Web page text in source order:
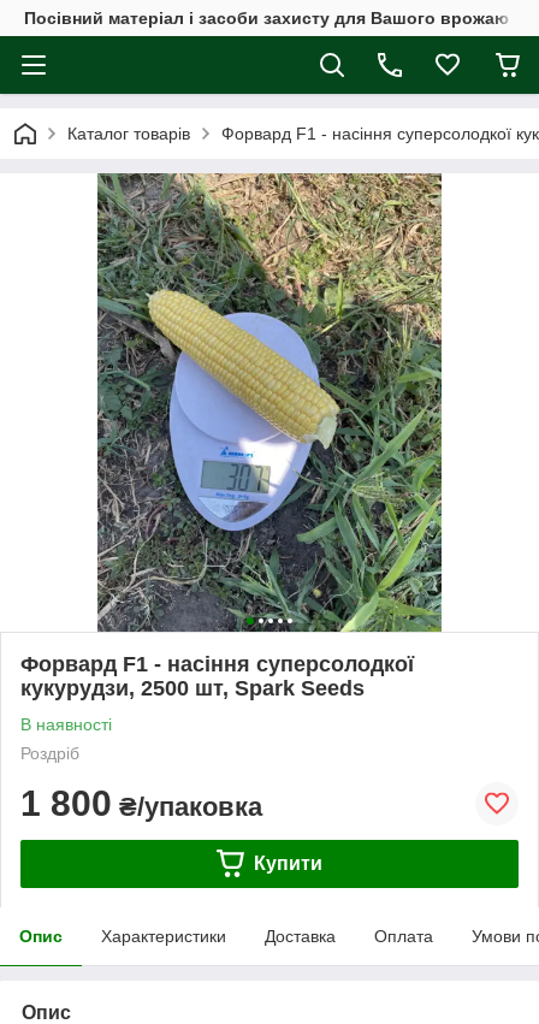
Посівний матеріал і засоби захисту для Вашого врожаю
Каталог товарів Форвард F1 - насіння суперсолодкої
Форвард F1 - насіння суперсолодкої
кукурудзи, 2500 шт, Spark Seeds
В наявності
Роздріб
1 800 ₴/упаковка
Купити
Опис Характеристики Доставка Оплата Умови
Опис